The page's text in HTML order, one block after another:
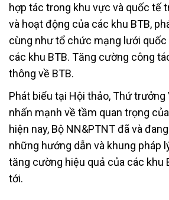
hợp tác trong khu vực và quốc tế
và hoạt động của các khu BTB,
cùng như tổ chức mạng lưới quốc
các khu BTB. Tăng cường công
thông về BTB.
Phát biểu tại Hội thảo, Thứ trưởng
nhấn mạnh về tầm quan trọng
hiện nay, Bộ NN&PTNT đã và
những hướng dẫn và khung pháp
tăng cường hiệu quả của các khu
tới.